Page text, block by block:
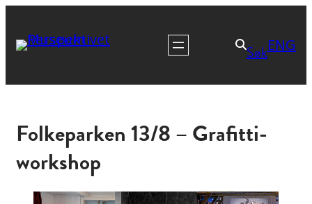
SøkENG
Folkeparken 13/8 – Grafitti-
workshop